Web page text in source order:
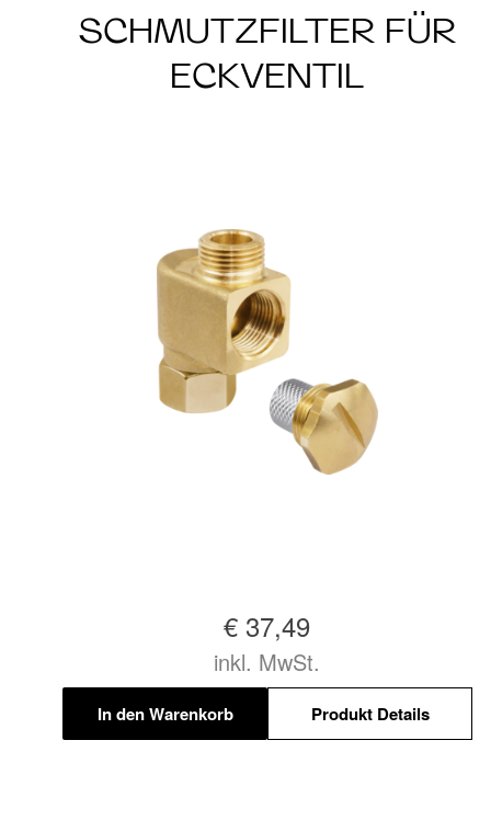
SCHMUTZFILTER FÜR
ECKVENTIL
€ 37,49
inkl. MwSt.
In den Warenkorb Produkt Details